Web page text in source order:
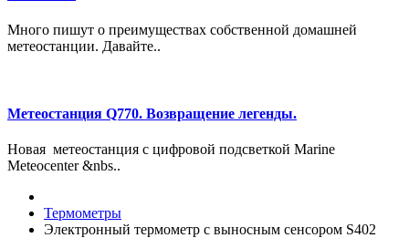
Много пишут о преимуществах собственной домашней
метеостанции. Давайте..
Метеостанция Q770. Возвращение легенды.
Новая метеостанция с цифровой подсветкой Marine
Meteocenter &nbs..
Термометры
Электронный термометр с выносным сенсором S402